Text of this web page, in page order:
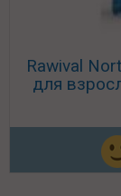
Rawival
для